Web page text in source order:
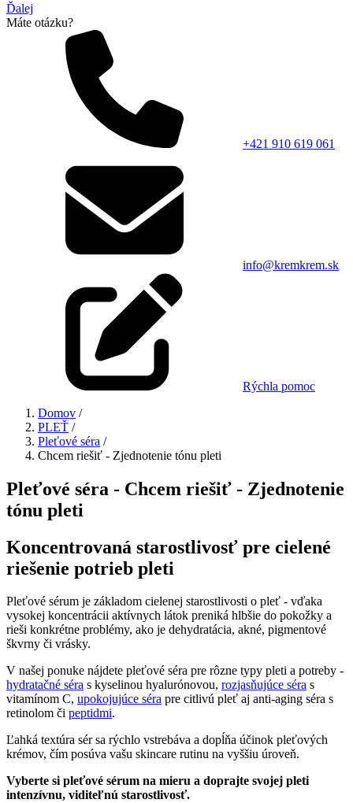
Ďalej
Máte otázku?
+421 910 619 061
info@kremkrem.sk
Rýchla pomoc
Domov /
PLEŤ /
Pleťové séra /
Chcem riešiť - Zjednotenie tónu pleti
Pleťové séra - Chcem riešiť - Zjednotenie
tónu pleti
Koncentrovaná starostlivosť pre cielené
riešenie potrieb pleti
Pleťové sérum je základom cielenej starostlivosti o pleť - vďaka
vysokej koncentrácii aktívnych látok preniká hlbšie do pokožky a
rieši konkrétne problémy, ako je dehydratácia, akné, pigmentové
škvrny či vrásky.
V našej ponuke nájdete pleťové séra pre rôzne typy pleti a potreby -
hydratačné séra s kyselinou hyalurónovou, rozjasňujúce séra s
vitamínom C, upokojujúce séra pre citlivú pleť aj anti-aging séra s
retinolom či peptidmi.
Ľahká textúra sér sa rýchlo vstrebáva a dopĺňa účinok pleťových
krémov, čím posúva vašu skincare rutinu na vyššiu úroveň.
Vyberte si pleťové sérum na mieru a doprajte svojej pleti
intenzívnu, viditeľnú starostlivosť.